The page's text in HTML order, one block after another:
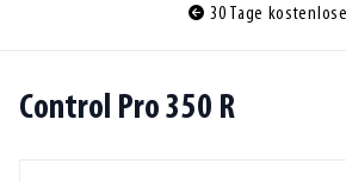
30 Tage kostenlose
Control Pro 350 R